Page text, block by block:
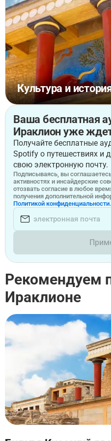
Культура и
Ваша бесплатная
Ираклион уже
Получайте бесплатные
Spotify о путешествиях и
свою электронную почту.
Подписываясь, вы
активностях и инсайдерские
отозвать согласие в любое
получения дополнительной
Политикой конфиденциальности.
Рекомендуем
Ираклионе